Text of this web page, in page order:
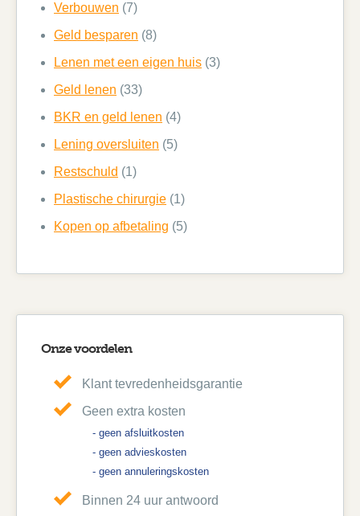
Verbouwen (7)
Geld besparen (8)
Lenen met een eigen huis (3)
Geld lenen (33)
BKR en geld lenen (4)
Lening oversluiten (5)
Restschuld (1)
Plastische chirurgie (1)
Kopen op afbetaling (5)
Onze voordelen
Klant tevredenheidsgarantie
Geen extra kosten
- geen afsluitkosten
- geen advieskosten
- geen annuleringskosten
Binnen 24 uur antwoord